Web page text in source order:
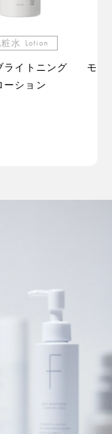
水 Lotion
ライトニング
ーション
モア